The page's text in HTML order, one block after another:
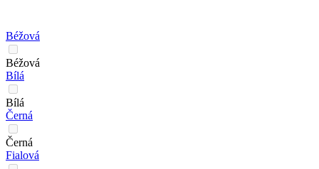
Béžová
Béžová
Bílá
Bílá
Černá
Černá
Fialová